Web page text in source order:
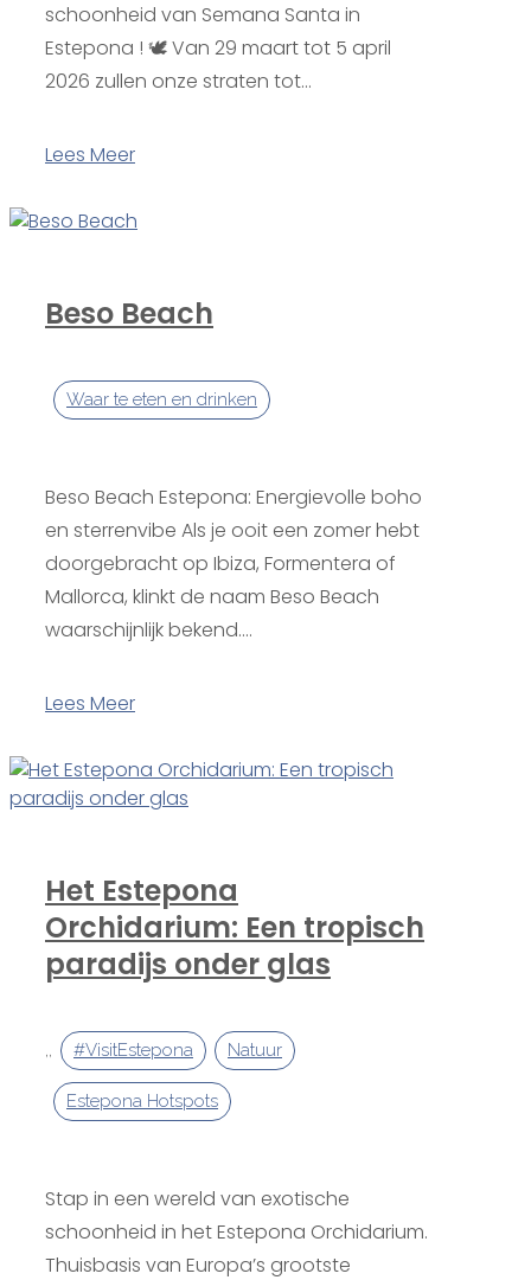
schoonheid van Semana Santa in
Estepona ! 🕊️ Van 29 maart tot 5 april
2026 zullen onze straten tot...
Lees Meer
Beso Beach
Waar te eten en drinken
Beso Beach Estepona: Energievolle boho
en sterrenvibe Als je ooit een zomer hebt
doorgebracht op Ibiza, Formentera of
Mallorca, klinkt de naam Beso Beach
waarschijnlijk bekend....
Lees Meer
Het Estepona
Orchidarium: Een tropisch
paradijs onder glas
#VisitEstepona
, Natuur
,
Estepona Hotspots
Stap in een wereld van exotische
schoonheid in het Estepona Orchidarium.
Thuisbasis van Europa’s grootste